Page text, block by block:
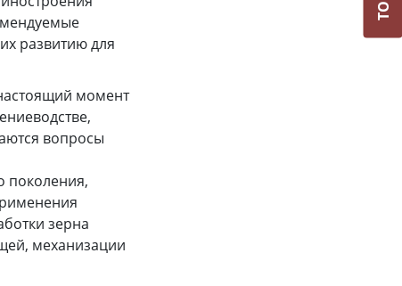
развитию для
момент
вопросы
поколения,
зерна
механизации